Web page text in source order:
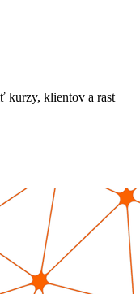
kurzy, klientov a rast